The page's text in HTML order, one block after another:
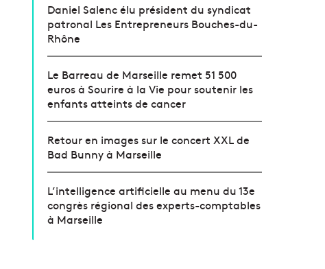
Daniel Salenc élu président du syndicat
patronal Les Entrepreneurs Bouches-du-
Rhône
Le Barreau de Marseille remet 51 500
euros à Sourire à la Vie pour soutenir les
enfants atteints de cancer
Retour en images sur le concert XXL de
Bad Bunny à Marseille
L’intelligence artificielle au menu du 13e
congrès régional des experts-comptables
à Marseille